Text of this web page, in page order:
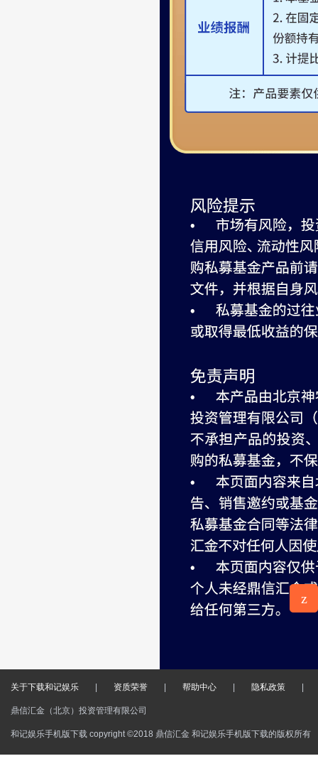
关于下载和记娱乐 | 资质荣誉 | 帮助中心 | 隐私政策 |
鼎信汇金（北京）投资管理有限公司
和记娱乐手机版下载 copyright ©2018 鼎信汇金 和记娱乐手机版下载的版权所有
z